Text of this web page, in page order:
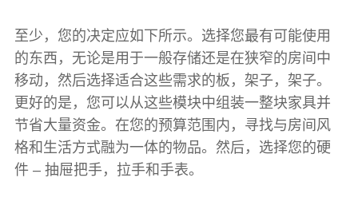
至少，您的决定应如下所示。选择您最有可能使用
的东西，无论是用于一般存储还是在狭窄的房间中
移动，然后选择适合这些需求的板，架子，架子。
更好的是，您可以从这些模块中组装一整块家具并
节省大量资金。在您的预算范围内，寻找与房间风
格和生活方式融为一体的物品。然后，选择您的硬
件 – 抽屉把手，拉手和手表。